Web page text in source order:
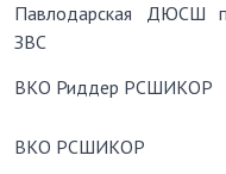
Павлодарская ДЮСШ
ЗВС
ВКО Риддер РСШИКОР
ВКО РСШИКОР